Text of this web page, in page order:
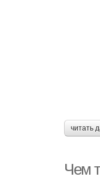
читать
Чем